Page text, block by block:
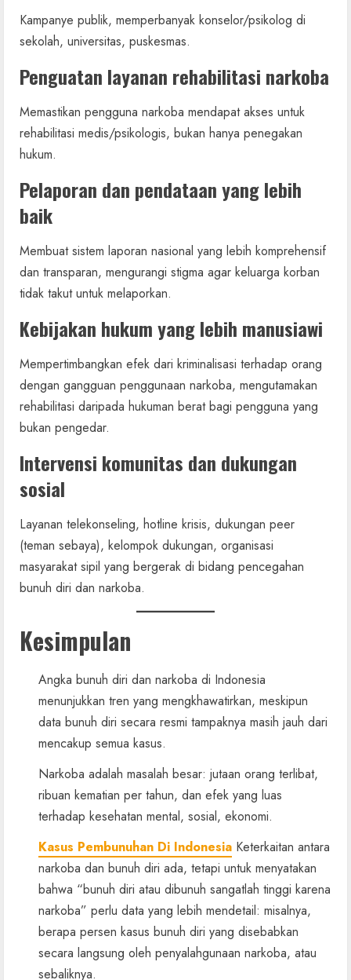
Kampanye publik, memperbanyak konselor/psikolog di
sekolah, universitas, puskesmas.
Penguatan layanan rehabilitasi narkoba
Memastikan pengguna narkoba mendapat akses untuk
rehabilitasi medis/psikologis, bukan hanya penegakan
hukum.
Pelaporan dan pendataan yang lebih
baik
Membuat sistem laporan nasional yang lebih komprehensif
dan transparan, mengurangi stigma agar keluarga korban
tidak takut untuk melaporkan.
Kebijakan hukum yang lebih manusiawi
Mempertimbangkan efek dari kriminalisasi terhadap orang
dengan gangguan penggunaan narkoba, mengutamakan
rehabilitasi daripada hukuman berat bagi pengguna yang
bukan pengedar.
Intervensi komunitas dan dukungan
sosial
Layanan telekonseling, hotline krisis, dukungan peer
(teman sebaya), kelompok dukungan, organisasi
masyarakat sipil yang bergerak di bidang pencegahan
bunuh diri dan narkoba.
Kesimpulan
Angka bunuh diri dan narkoba di Indonesia
menunjukkan tren yang mengkhawatirkan, meskipun
data bunuh diri secara resmi tampaknya masih jauh dari
mencakup semua kasus.
Narkoba adalah masalah besar: jutaan orang terlibat,
ribuan kematian per tahun, dan efek yang luas
terhadap kesehatan mental, sosial, ekonomi.
Kasus Pembunuhan Di Indonesia Keterkaitan antara
narkoba dan bunuh diri ada, tetapi untuk menyatakan
bahwa “bunuh diri atau dibunuh sangatlah tinggi karena
narkoba” perlu data yang lebih mendetail: misalnya,
berapa persen kasus bunuh diri yang disebabkan
secara langsung oleh penyalahgunaan narkoba, atau
sebaliknya.